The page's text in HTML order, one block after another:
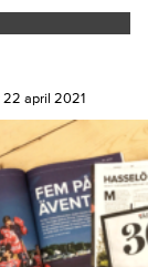
22 april 2021